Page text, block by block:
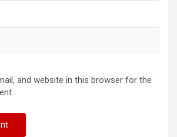
and website in this browser for the